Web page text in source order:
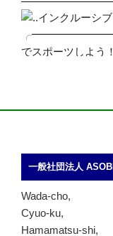
一般社団法人 ASOBI
Wada-cho,
Cyuo-ku,
Hamamatsu-shi,